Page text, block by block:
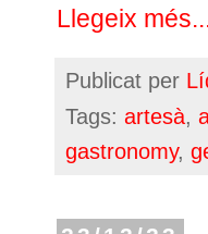
Llegeix
Publicat per
Tags: artesà,
gastronomy,